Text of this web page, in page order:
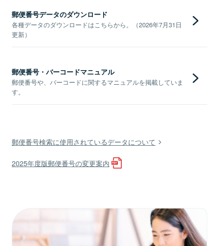
郵便番号データのダウンロード
各種データのダウンロードはこちらから。（2026年7月31日
更新）
郵便番号・バーコードマニュアル
郵便番号や、バーコードに関するマニュアルを掲載していま
す。
郵便番号検索に使用されているデータについて
2025年度版郵便番号の変更案内